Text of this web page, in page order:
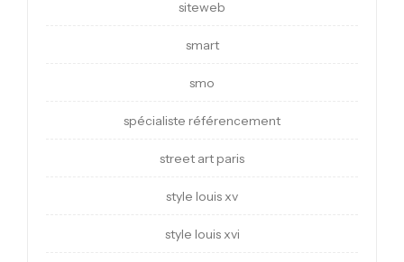
siteweb
smart
smo
spécialiste référencement
street art paris
style louis xv
style louis xvi